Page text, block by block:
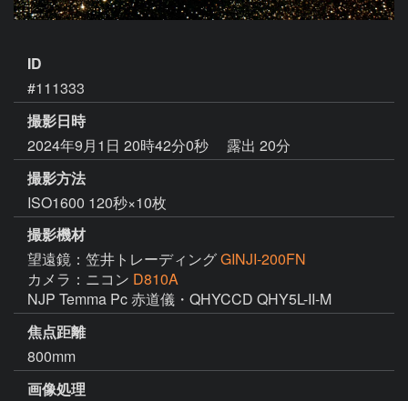
ID
#111333
撮影日時
2024年9月1日 20時42分0秒
露出 20分
撮影方法
ISO1600 120秒×10枚
撮影機材
望遠鏡：笠井トレーディングGINJI-200FN
カメラ：ニコン D810A
NJP Temma Pc 赤道儀・QHYCCD QHY5L-II-M
焦点距離
800mm
画像処理